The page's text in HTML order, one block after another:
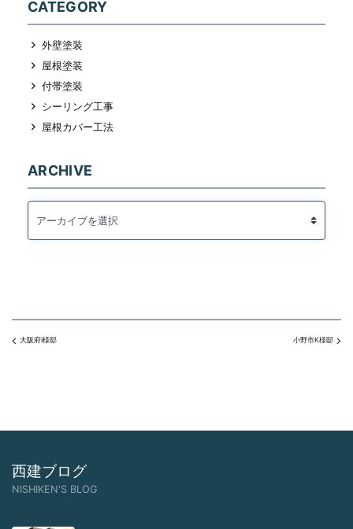
CATEGORY
外壁塗装
屋根塗装
付帯塗装
シーリング工事
屋根カバー工法
ARCHIVE
大阪府I様邸 小野市K様邸
西建ブログ
NISHIKEN'S BLOG